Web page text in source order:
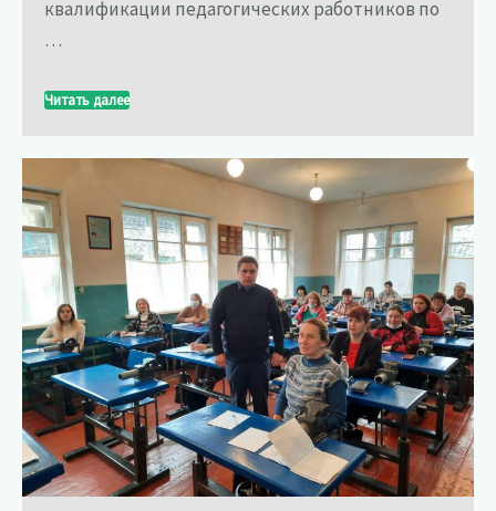
квалификации педагогических работников по
…
Читать далее